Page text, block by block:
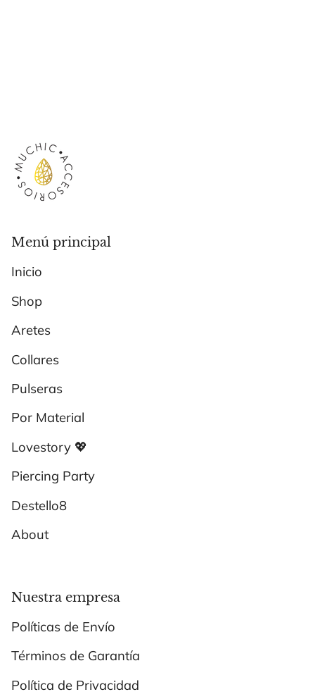
Menú principal
Inicio
Shop
Aretes
Collares
Pulseras
Por Material
Lovestory 💖
Piercing Party
Destello8
About
Nuestra empresa
Políticas de Envío
Términos de Garantía
Política de Privacidad